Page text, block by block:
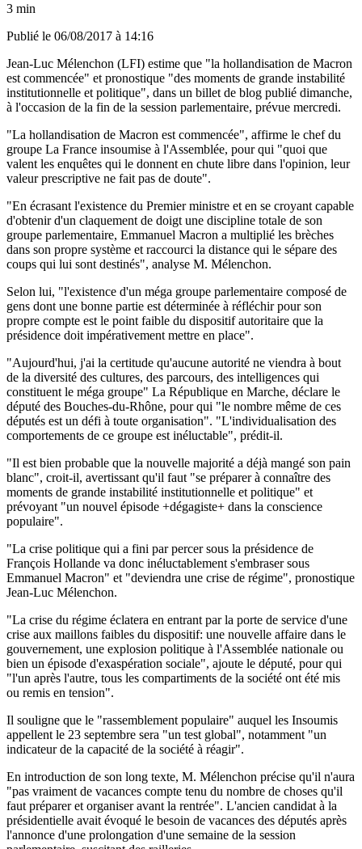
3 min
Publié le 06/08/2017 à 14:16
Jean-Luc Mélenchon (LFI) estime que "la hollandisation de Macron
est commencée" et pronostique "des moments de grande instabilité
institutionnelle et politique", dans un billet de blog publié dimanche,
à l'occasion de la fin de la session parlementaire, prévue mercredi.
"La hollandisation de Macron est commencée", affirme le chef du
groupe La France insoumise à l'Assemblée, pour qui "quoi que
valent les enquêtes qui le donnent en chute libre dans l'opinion, leur
valeur prescriptive ne fait pas de doute".
"En écrasant l'existence du Premier ministre et en se croyant capable
d'obtenir d'un claquement de doigt une discipline totale de son
groupe parlementaire, Emmanuel Macron a multiplié les brèches
dans son propre système et raccourci la distance qui le sépare des
coups qui lui sont destinés", analyse M. Mélenchon.
Selon lui, "l'existence d'un méga groupe parlementaire composé de
gens dont une bonne partie est déterminée à réfléchir pour son
propre compte est le point faible du dispositif autoritaire que la
présidence doit impérativement mettre en place".
"Aujourd'hui, j'ai la certitude qu'aucune autorité ne viendra à bout
de la diversité des cultures, des parcours, des intelligences qui
constituent le méga groupe" La République en Marche, déclare le
député des Bouches-du-Rhône, pour qui "le nombre même de ces
députés est un défi à toute organisation". "L'individualisation des
comportements de ce groupe est inéluctable", prédit-il.
"Il est bien probable que la nouvelle majorité a déjà mangé son pain
blanc", croit-il, avertissant qu'il faut "se préparer à connaître des
moments de grande instabilité institutionnelle et politique" et
prévoyant "un nouvel épisode +dégagiste+ dans la conscience
populaire".
"La crise politique qui a fini par percer sous la présidence de
François Hollande va donc inéluctablement s'embraser sous
Emmanuel Macron" et "deviendra une crise de régime", pronostique
Jean-Luc Mélenchon.
"La crise du régime éclatera en entrant par la porte de service d'une
crise aux maillons faibles du dispositif: une nouvelle affaire dans le
gouvernement, une explosion politique à l'Assemblée nationale ou
bien un épisode d'exaspération sociale", ajoute le député, pour qui
"l'un après l'autre, tous les compartiments de la société ont été mis
ou remis en tension".
Il souligne que le "rassemblement populaire" auquel les Insoumis
appellent le 23 septembre sera "un test global", notamment "un
indicateur de la capacité de la société à réagir".
En introduction de son long texte, M. Mélenchon précise qu'il n'aura
"pas vraiment de vacances compte tenu du nombre de choses qu'il
faut préparer et organiser avant la rentrée". L'ancien candidat à la
présidentielle avait évoqué le besoin de vacances des députés après
l'annonce d'une prolongation d'une semaine de la session